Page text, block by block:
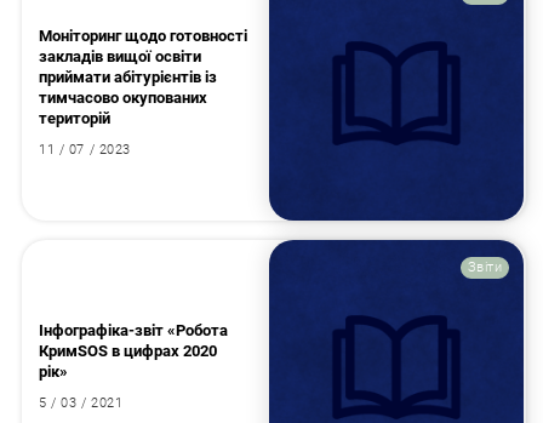
Моніторинг щодо готовності
закладів вищої освіти
приймати абітурієнтів із
тимчасово окупованих
територій
11 / 07 / 2023
Звіти
Інфографіка-звіт «Робота
КримSOS в цифрах 2020
рік»
5 / 03 / 2021